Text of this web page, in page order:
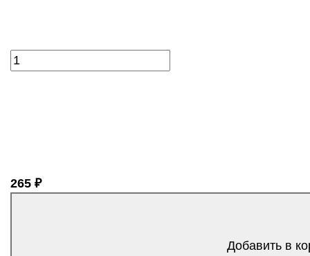
265 ₽
Добавить в